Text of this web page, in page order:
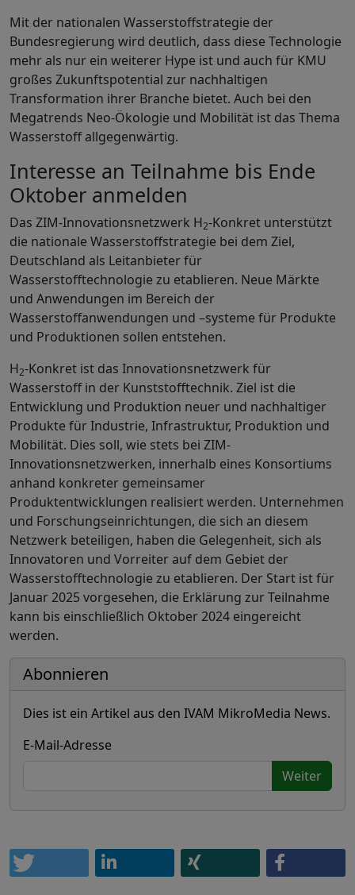
Mit der nationalen Wasserstoffstrategie der
Bundesregierung wird deutlich, dass diese Technologie
mehr als nur ein weiterer Hype ist und auch für KMU
großes Zukunftspotential zur nachhaltigen
Transformation ihrer Branche bietet. Auch bei den
Megatrends Neo-Ökologie und Mobilität ist das Thema
Wasserstoff allgegenwärtig.
Interesse an Teilnahme bis Ende
Oktober anmelden
Das ZIM-Innovationsnetzwerk H2-Konkret unterstützt
die nationale Wasserstoffstrategie bei dem Ziel,
Deutschland als Leitanbieter für
Wasserstofftechnologie zu etablieren. Neue Märkte
und Anwendungen im Bereich der
Wasserstoffanwendungen und –systeme für Produkte
und Produktionen sollen entstehen.
H2-Konkret ist das Innovationsnetzwerk für
Wasserstoff in der Kunststofftechnik. Ziel ist die
Entwicklung und Produktion neuer und nachhaltiger
Produkte für Industrie, Infrastruktur, Produktion und
Mobilität. Dies soll, wie stets bei ZIM-
Innovationsnetzwerken, innerhalb eines Konsortiums
anhand konkreter gemeinsamer
Produktentwicklungen realisiert werden. Unternehmen
und Forschungseinrichtungen, die sich an diesem
Netzwerk beteiligen, haben die Gelegenheit, sich als
Innovatoren und Vorreiter auf dem Gebiet der
Wasserstofftechnologie zu etablieren. Der Start ist für
Januar 2025 vorgesehen, die Erklärung zur Teilnahme
kann bis einschließlich Oktober 2024 eingereicht
werden.
Abonnieren
Dies ist ein Artikel aus den IVAM MikroMedia News.
E-Mail-Adresse
Weiter